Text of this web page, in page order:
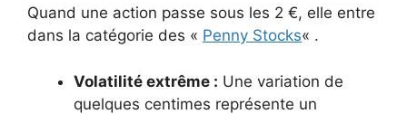
Quand une action passe sous les 2 €, elle entre
dans la catégorie des « Penny Stocks« .
Volatilité extrême : Une variation de
quelques centimes représente un